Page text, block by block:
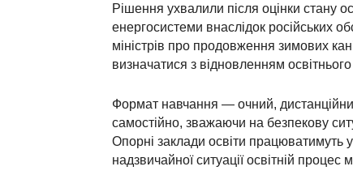
Рішення ухвалили після оцінки стану
енергосистеми внаслідок російських
міністрів про продовження зимових
визначатися з відновленням
Формат навчання — очний,
самостійно, зважаючи на безпекову
Опорні заклади освіти працюватимуть
надзвичайної ситуації освітній